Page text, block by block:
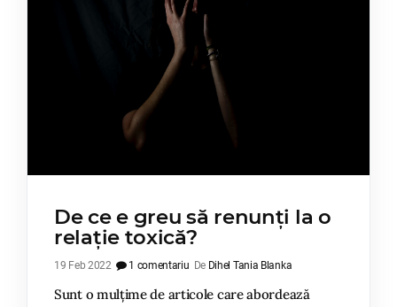
De ce e greu să renunți la o
relație toxică?
19 Feb 2022 1 comentariu De Dihel Tania Blanka
Sunt o mulțime de articole care abordează